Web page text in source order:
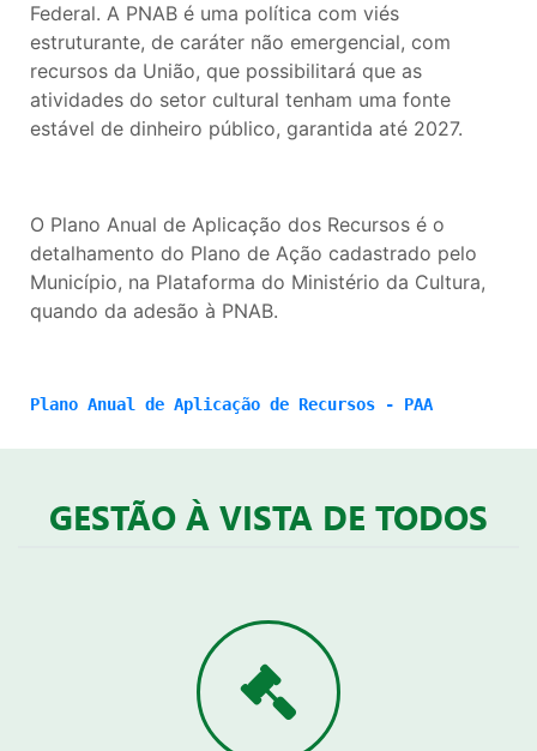
Federal. A PNAB é uma política com viés
estruturante, de caráter não emergencial, com
recursos da União, que possibilitará que as
atividades do setor cultural tenham uma fonte
estável de dinheiro público, garantida até 2027.
O Plano Anual de Aplicação dos Recursos é o
detalhamento do Plano de Ação cadastrado pelo
Município, na Plataforma do Ministério da Cultura,
quando da adesão à PNAB.
Plano Anual de Aplicação de Recursos - PAA
GESTÃO À VISTA DE TODOS